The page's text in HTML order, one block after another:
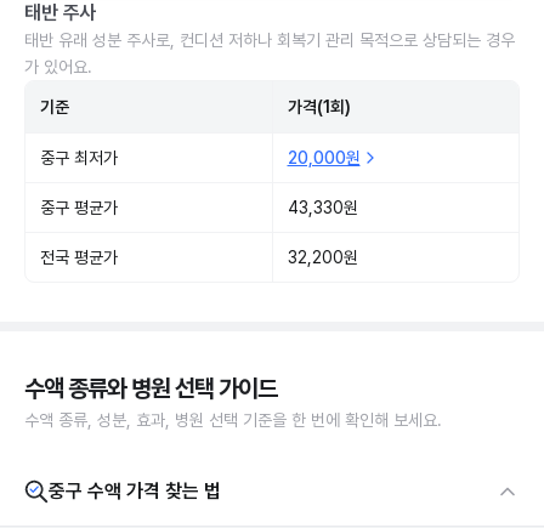
태반 주사
태반 유래 성분 주사로, 컨디션 저하나 회복기 관리 목적으로 상담되는 경우
가 있어요.
기준 가격(1회)
중구 최저가 20,000원
중구 평균가 43,330원
전국 평균가 32,200원
수액 종류와 병원 선택 가이드
수액 종류, 성분, 효과, 병원 선택 기준을 한 번에 확인해 보세요.
중구 수액 가격 찾는 법